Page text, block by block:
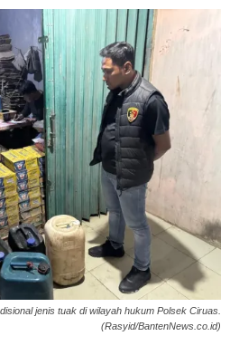
jenis tuak di wilayah hukum Polsek Ciruas.
(Rasyid/BantenNews.co.id)